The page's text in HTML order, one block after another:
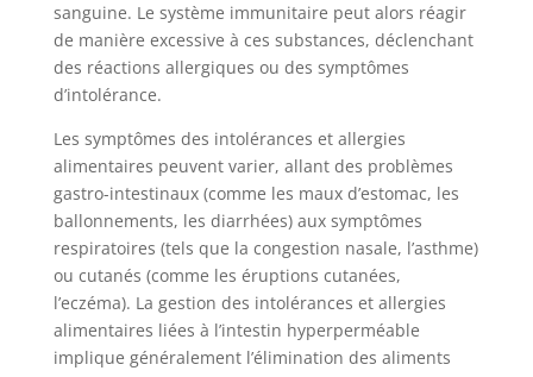
sanguine. Le système immunitaire peut alors réagir
de manière excessive à ces substances, déclenchant
des réactions allergiques ou des symptômes
d’intolérance.
Les symptômes des intolérances et allergies
alimentaires peuvent varier, allant des problèmes
gastro-intestinaux (comme les maux d’estomac, les
ballonnements, les diarrhées) aux symptômes
respiratoires (tels que la congestion nasale, l’asthme)
ou cutanés (comme les éruptions cutanées,
l’eczéma). La gestion des intolérances et allergies
alimentaires liées à l’intestin hyperperméable
implique généralement l’élimination des aliments